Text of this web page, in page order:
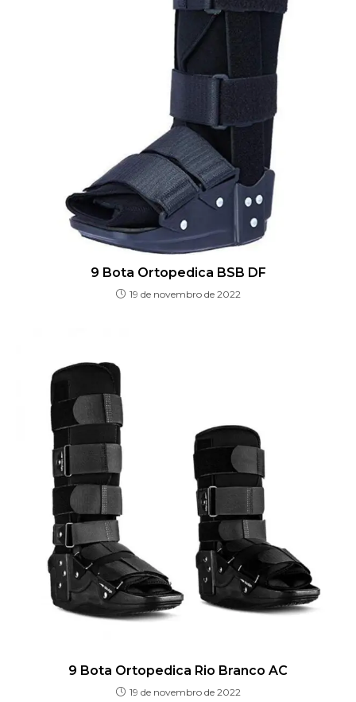
9 Bota Ortopedica BSB DF
19 de novembro de 2022
9 Bota Ortopedica Rio Branco AC
19 de novembro de 2022